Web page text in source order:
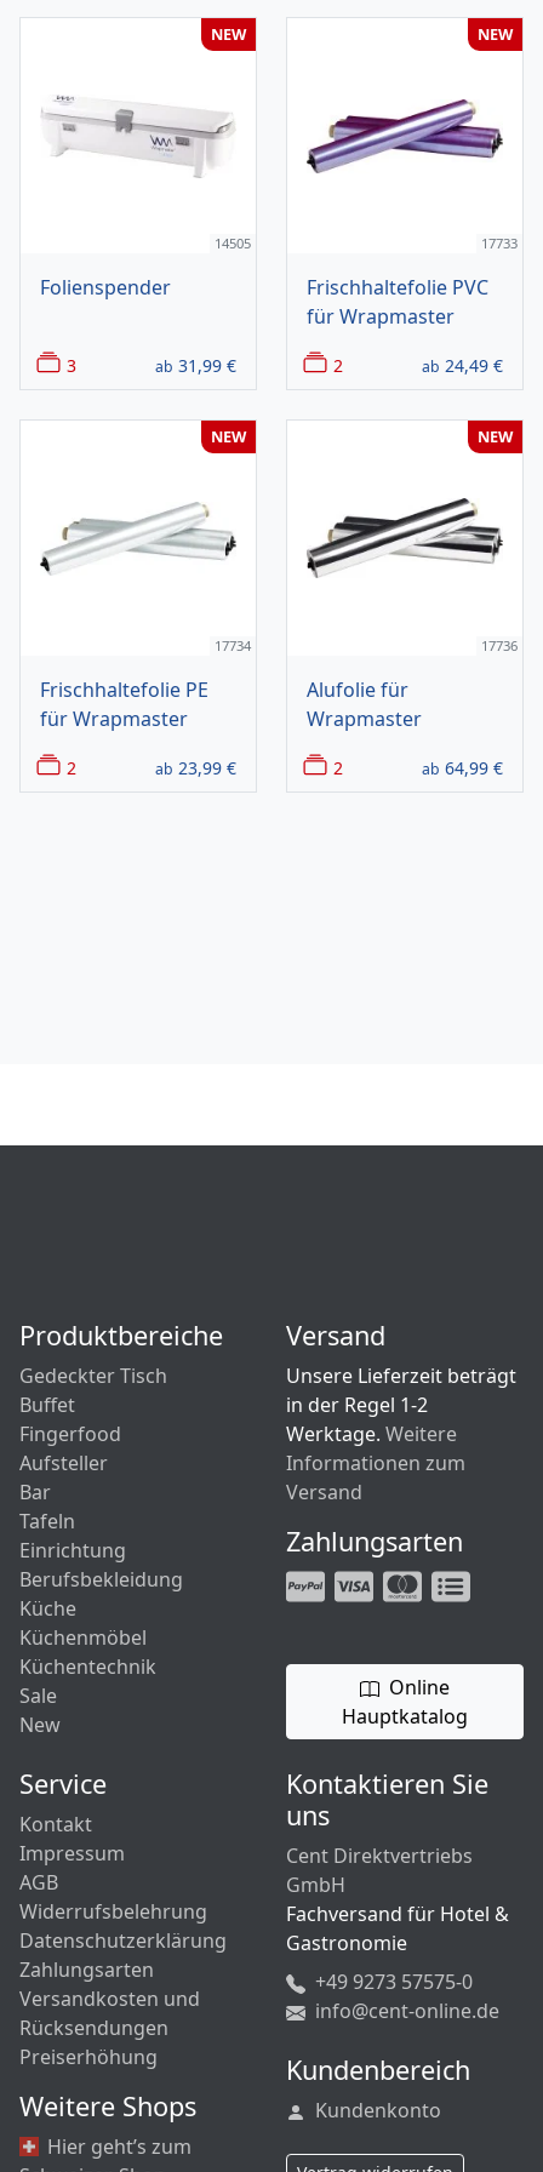
14505
Folienspender
3 ab 31,99 €
NEW
17733
Frischhaltefolie PVC
für Wrapmaster
2 ab 24,49 €
NEW
17734
Frischhaltefolie PE
für Wrapmaster
2 ab 23,99 €
NEW
17736
Alufolie für
Wrapmaster
2 ab 64,99 €
NEW
Produktbereiche
Gedeckter Tisch
Buffet
Fingerfood
Aufsteller
Bar
Tafeln
Einrichtung
Berufsbekleidung
Küche
Küchenmöbel
Küchentechnik
Sale
New
Versand
Unsere Lieferzeit beträgt
in der Regel 1-2
Werktage. Weitere
Informationen zum
Versand
Zahlungsarten
Online
Hauptkatalog
Service
Kontakt
Impressum
AGB
Widerrufsbelehrung
Datenschutzerklärung
Zahlungsarten
Versandkosten und
Rücksendungen
Preiserhöhung
Weitere Shops
Hier geht’s zum
Kontaktieren Sie
uns
Cent Direktvertriebs
GmbH
Fachversand für Hotel &
Gastronomie
+49 9273 57575-0
info@cent-online.de
Kundenbereich
Kundenkonto